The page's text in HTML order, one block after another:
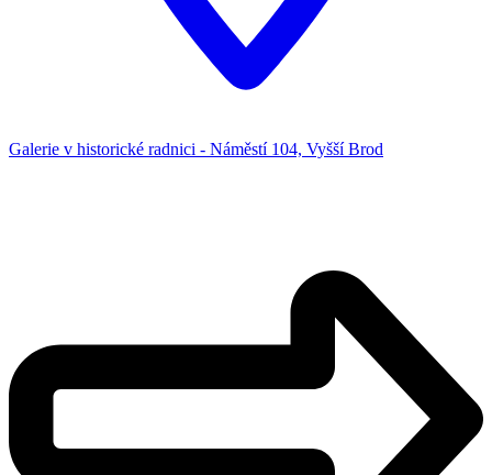
Galerie v historické radnici - Náměstí 104, Vyšší Brod